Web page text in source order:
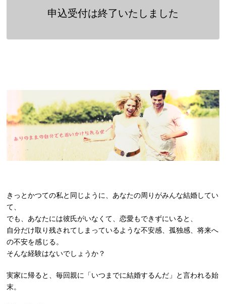
申込受付は終了いたしました
きっとかつての私と同じように、あなたの周りがみんな結婚してい
て、
でも、あなたには彼氏がいなくて、恋愛もできずにいると、
自分だけ取り残されてしまっているような不安感、孤独感、将来へ
の不安を感じる。
そんな経験はないでしょうか？
実家に帰ると、毎回親に「いつまでに結婚するんだ」と言われる始
末。